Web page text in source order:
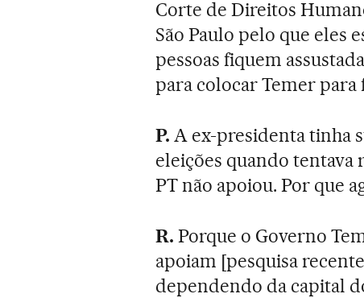
Corte de Direitos
São Paulo pelo que eles
pessoas fiquem
para colocar Temer para
P. A ex-presidenta tinha
eleições quando tentava
PT não apoiou. Por que
R. Porque o Governo
apoiam [pesquisa
dependendo da capital